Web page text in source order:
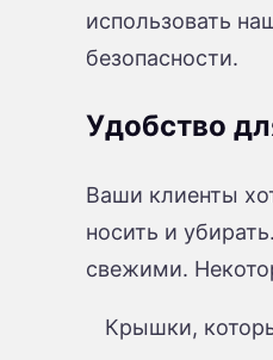
использовать
безопасности.
Удобство
Ваши клиенты
носить и
свежими.
Крышки,